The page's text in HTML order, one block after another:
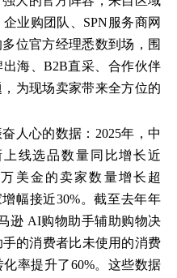
业购团队、SPN服务商网
位官方经理悉数到场，围
海、B2B直采、合作伙伴
为现场卖家带来全方位的
人心的数据：2025年，中
线选品数量同比增长近
美金的卖家数量增长超
幅接近30%。截至去年年
逊 AI购物助手辅助购物决
的消费者比未使用的消费
率提升了60%。这些数据